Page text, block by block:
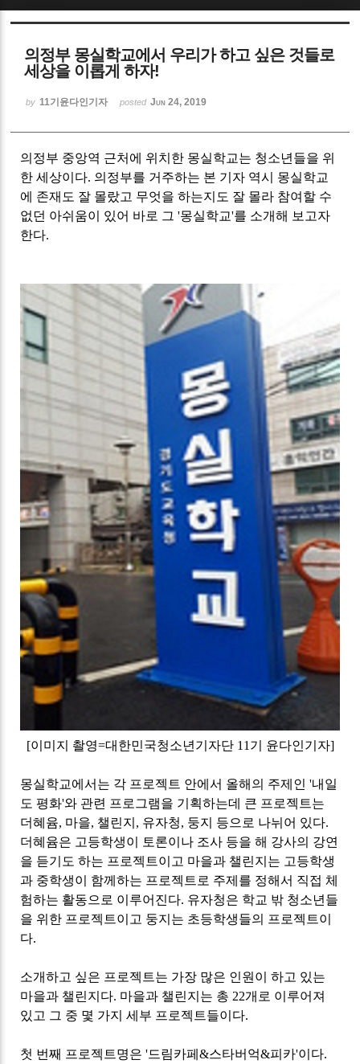
의정부 몽실학교에서 우리가 하고 싶은 것들로
세상을 이롭게 하자!
by 11기윤다인기자 posted Jun 24, 2019
의정부 중앙역 근처에 위치한 몽실학교는 청소년들을 위
한 세상이다. 의정부를 거주하는 본 기자 역시 몽실학교
에 존재도 잘 몰랐고 무엇을 하는지도 잘 몰라 참여할 수
없던 아쉬움이 있어 바로 그'몽실학교'를 소개해 보고자
한다.
[이미지 촬영=대한민국청소년기자단 11 기 윤다인기자]
몽실학교에서는 각 프로젝트 안에서 올해의 주제인'내일
도 평화'와 관련 프로그램을 기획하는데 큰 프로젝트는
더혜윰, 마을, 챌린지 , 유자청, 둥지 등으로 나뉘어 있다.
더혜윰은 고등학생이 토론이나 조사 등을 해 강사의 강연
을 듣기도 하는 프로젝트이고 마을과 챌린지는 고등학생
과 중학생이 함께하는 프로젝트로 주제를 정해서 직접 체
험하는 활동으로 이루어진다. 유자청은 학교 밖 청소년들
을 위한 프로젝트이고 둥지는 초등학생들의 프로젝트이
다.
소개하고 싶은 프로젝트는 가장 많은 인원이 하고 있는
마을과 챌린지다. 마을과 챌린지는 총 22개로 이루어져
있고 그 중 몇 가지 세부 프로젝트들이다.
첫 번째 프로젝트명은'드림카페&스타버억&피카'이다.
Sketchbook5, 스케치북5
Sketchbook5, 스케치북5